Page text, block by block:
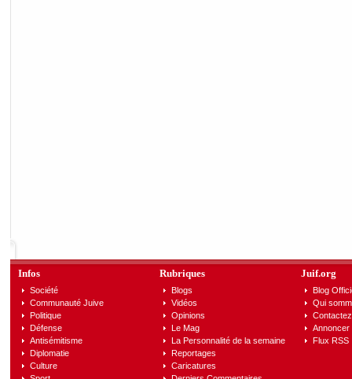
Infos
Société
Communauté Juive
Politique
Défense
Antisémitisme
Diplomatie
Culture
Rubriques
Blogs
Vidéos
Opinions
Le Mag
La Personnalité de la semaine
Reportages
Caricatures
Juif.org
Blog
Qui
Annoncer
Flux RSS